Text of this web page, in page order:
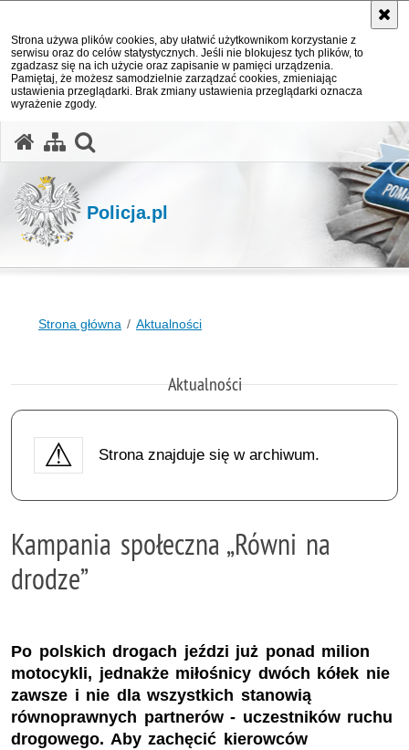
Strona używa plików cookies, aby ułatwić użytkownikom korzystanie z
serwisu oraz do celów statystycznych. Jeśli nie blokujesz tych plików, to
zgadzasz się na ich użycie oraz zapisanie w pamięci urządzenia.
Pamiętaj, że możesz samodzielnie zarządzać cookies, zmieniając
ustawienia przeglądarki. Brak zmiany ustawienia przeglądarki oznacza
wyrażenie zgody.
Policja.pl
Strona główna Aktualności
Aktualności
Strona znajduje się w archiwum.
Kampania społeczna „Równi na
drodze”
Po polskich drogach jeździ już ponad milion
motocykli, jednakże miłośnicy dwóch kółek nie
zawsze i nie dla wszystkich stanowią
równoprawnych partnerów - uczestników ruchu
drogowego. Aby zachęcić kierowców